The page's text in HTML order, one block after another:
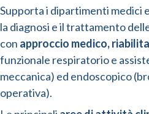
Supporta i dipartimenti medici
la diagnosi e il trattamento
con approccio medico,
funzionale respiratorio e
meccanica) ed endoscopico
operativa).